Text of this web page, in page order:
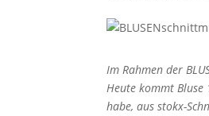
Im Rahmen der
Heute kommt Bluse
habe, aus stokx-